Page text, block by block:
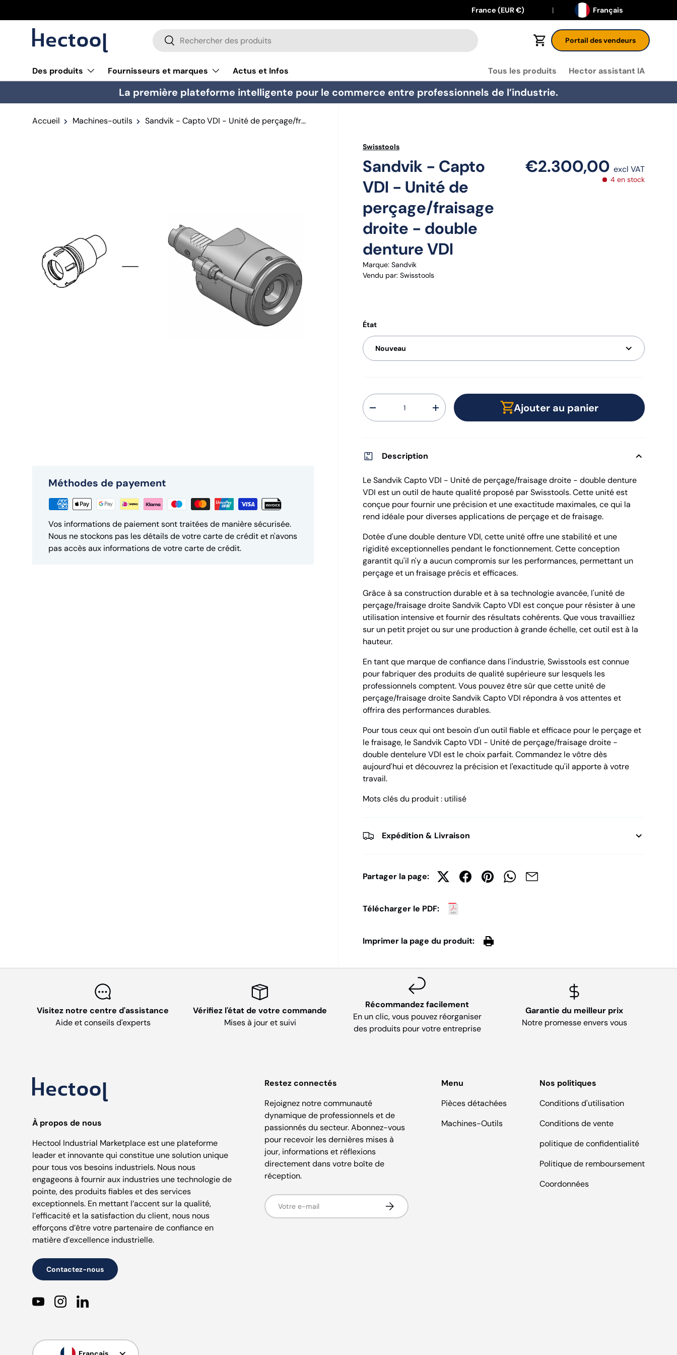
Aller au contenu
Pays
France (EUR €) Langue Français
Recherche
Rechercher Panier Portail des vendeurs
Des produits Fournisseurs et marques Actus et Infos Tous les produits Hector assistant IA
La première plateforme intelligente pour le commerce entre professionnels de l’industrie.
Accueil Machines-outils Sandvik - Capto VDI - Unité de perçage/fraisage droite - double denture VDI
Swisstools
Sandvik - Capto
VDI - Unité de
perçage/fraisage
droite - double
denture VDI
Marque: Sandvik
Vendu par: Swisstools
€2.300,00 excl VAT
4 en stock
État
Nouveau
Qté
-
+ Ajouter au panier
Description
Le Sandvik Capto VDI - Unité de perçage/fraisage droite - double denture
VDI est un outil de haute qualité proposé par Swisstools. Cette unité est
conçue pour fournir une précision et une exactitude maximales, ce qui la
rend idéale pour diverses applications de perçage et de fraisage.
Dotée d'une double denture VDI, cette unité offre une stabilité et une
rigidité exceptionnelles pendant le fonctionnement. Cette conception
garantit qu'il n'y a aucun compromis sur les performances, permettant un
perçage et un fraisage précis et efficaces.
Grâce à sa construction durable et à sa technologie avancée, l'unité de
perçage/fraisage droite Sandvik Capto VDI est conçue pour résister à une
utilisation intensive et fournir des résultats cohérents. Que vous travailliez
sur un petit projet ou sur une production à grande échelle, cet outil est à la
hauteur.
En tant que marque de confiance dans l'industrie, Swisstools est connue
pour fabriquer des produits de qualité supérieure sur lesquels les
professionnels comptent. Vous pouvez être sûr que cette unité de
perçage/fraisage droite Sandvik Capto VDI répondra à vos attentes et
offrira des performances durables.
Pour tous ceux qui ont besoin d'un outil fiable et efficace pour le perçage et
le fraisage, le Sandvik Capto VDI - Unité de perçage/fraisage droite -
double dentelure VDI est le choix parfait. Commandez le vôtre dès
aujourd'hui et découvrez la précision et l'exactitude qu'il apporte à votre
travail.
Mots clés du produit : utilisé
Expédition & Livraison
Partager la page:
Télécharger le PDF:
Imprimer la page du produit:
Méthodes de payement
Vos informations de paiement sont traitées de manière sécurisée.
Nous ne stockons pas les détails de votre carte de crédit et n'avons
pas accès aux informations de votre carte de crédit.
Visitez notre centre d'assistance
Aide et conseils d'experts
Vérifiez l'état de votre commande
Mises à jour et suivi
Récommandez facilement
En un clic, vous pouvez réorganiser
des produits pour votre entreprise
Garantie du meilleur prix
Notre promesse envers vous
À propos de nous
Hectool Industrial Marketplace est une plateforme
leader et innovante qui constitue une solution unique
pour tous vos besoins industriels. Nous nous
engageons à fournir aux industries une technologie de
pointe, des produits fiables et des services
exceptionnels. En mettant l’accent sur la qualité,
l’efficacité et la satisfaction du client, nous nous
efforçons d’être votre partenaire de confiance en
matière d’excellence industrielle.
Contactez-nous
YouTubeInstagramLinkedIn
Restez connectés
Rejoignez notre communauté
dynamique de professionnels et de
passionnés du secteur. Abonnez-vous
pour recevoir les dernières mises à
jour, informations et réflexions
directement dans votre boîte de
réception.
E-mail S’inscrire
Menu
Pièces détachées
Machines-Outils
Nos politiques
Conditions d'utilisation
Conditions de vente
politique de confidentialité
Politique de remboursement
Coordonnées
Langue